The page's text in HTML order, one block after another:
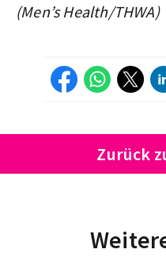
(Men’s Health/THWA)
Zurück